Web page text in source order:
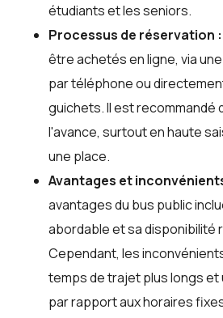
étudiants et les seniors.
Processus de réservation :
être achetés en ligne, via
par téléphone ou
guichets. Il est recommandé
l'avance, surtout en haute
une place.
Avantages et
avantages du bus public
abordable et sa disponibilité
Cependant, les
temps de trajet plus longs et
par rapport aux horaires